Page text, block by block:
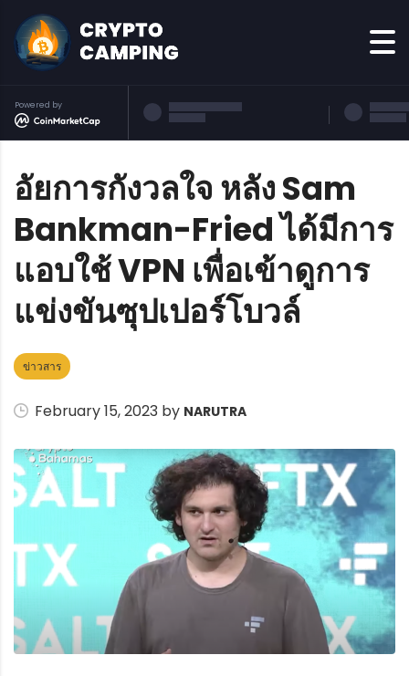
Powered by
อัยการกังวลใจ หลัง Sam
Bankman-Fried ได้มีการ
แอบใช้ VPN เพื่อเข้าดูการ
แข่งขันซุปเปอร์โบวล์
ข่าวสาร
February 15, 2023 by NARUTRA